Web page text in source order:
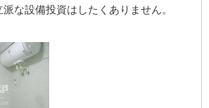
な設備投資はしたくありません。